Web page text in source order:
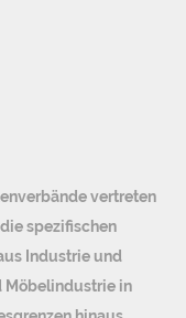
vertreten
spezifischen
Industrie und
Möbelindustrie in